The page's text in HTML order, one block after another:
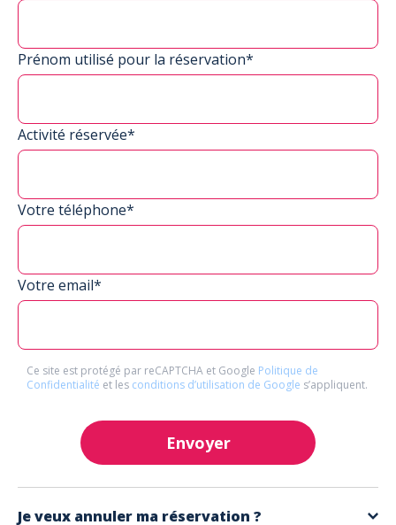
Prénom utilisé pour la réservation*
Activité réservée*
Votre téléphone*
Votre email*
Ce site est protégé par reCAPTCHA et Google Politique de
Confidentialité et les conditions d’utilisation de Google s’appliquent.
Envoyer
Je veux annuler ma réservation ?